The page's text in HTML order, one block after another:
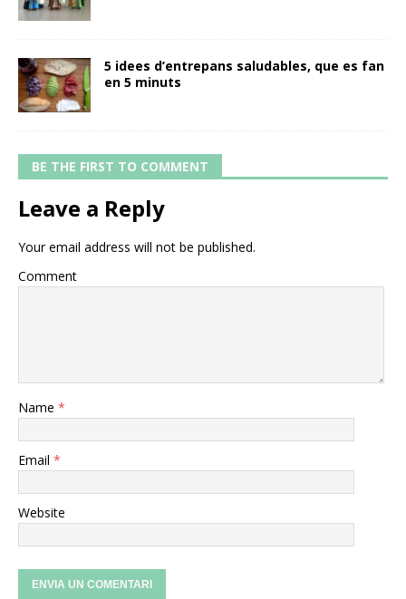
5 idees d’entrepans saludables, que es fan
en 5 minuts
BE THE FIRST TO COMMENT
Leave a Reply
Your email address will not be published.
Comment
Name *
Email *
Website